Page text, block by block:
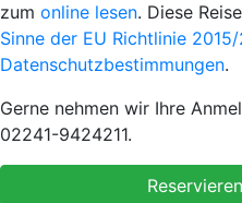
zum online lesen. Diese
Sinne der EU Richtlinie
Datenschutzbestimmungen.
Gerne nehmen wir Ihre
02241-9424211.